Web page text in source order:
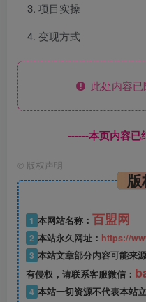
项目实操
变现方式
此处内容已
------本页内容已
© 版权声明
1 本网站名称： 百盟网
2 本站永久网址： https://
3 本站文章部分内容可能来
有侵权，请联系客服微信：
4 本站一切资源不代表本站